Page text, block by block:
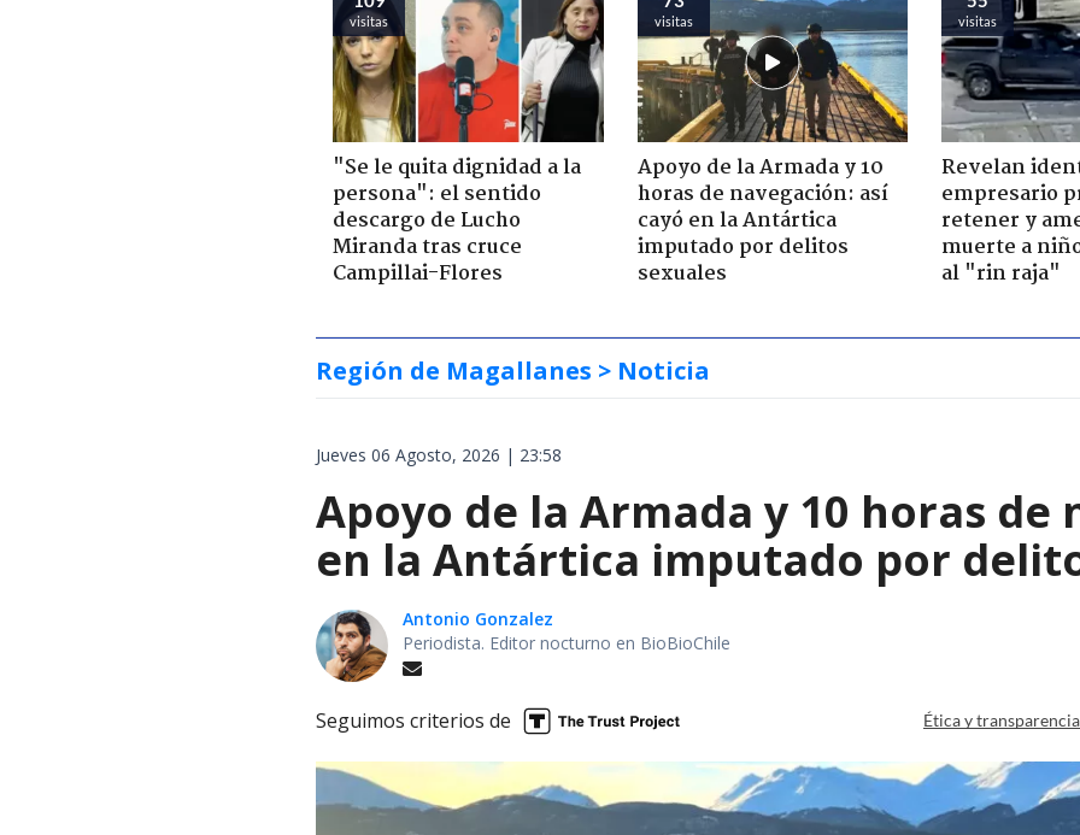
visitas
"Se le quita dignidad a la
persona": el sentido
descargo de Lucho
Miranda tras cruce
Campillai-Flores
visitas
Apoyo de la Armada y 10
horas de navegación: así
cayó en la Antártica
imputado por delitos
sexuales
visitas
Revelan
empresario
retener y
muerte a
al "rin raja"
Región de Magallanes > Noticia
Jueves 06 Agosto, 2026 | 23:58
Apoyo de la Armada y 10 horas de
en la Antártica imputado por
Antonio Gonzalez
Periodista. Editor nocturno en BioBioChile
Seguimos criterios de Ética y